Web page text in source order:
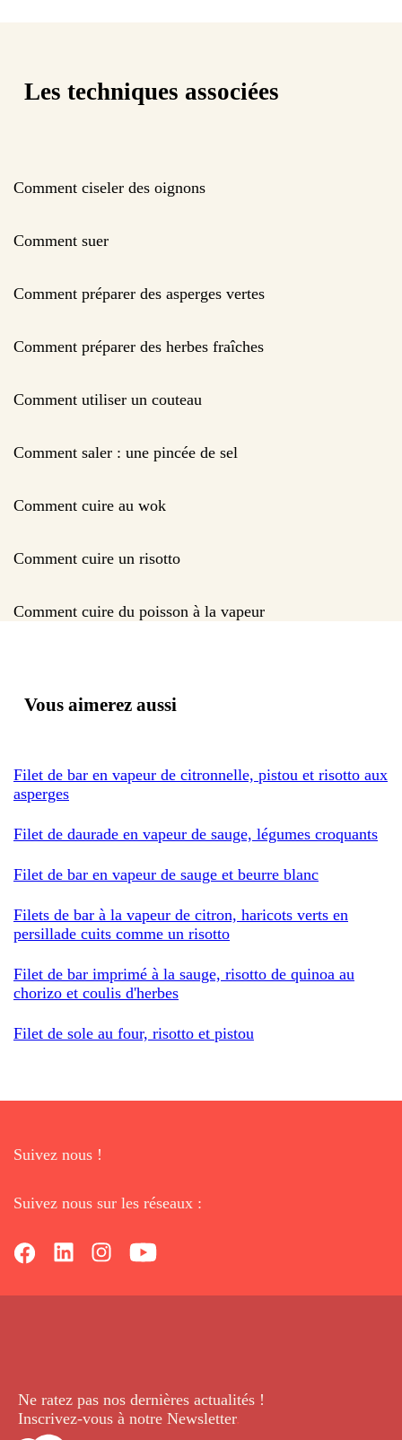
Les techniques associées
Comment ciseler des oignons
Comment suer
Comment préparer des asperges vertes
Comment préparer des herbes fraîches
Comment utiliser un couteau
Comment saler : une pincée de sel
Comment cuire au wok
Comment cuire un risotto
Comment cuire du poisson à la vapeur
Vous aimerez aussi
Filet de bar en vapeur de citronnelle, pistou et risotto aux
asperges
Filet de daurade en vapeur de sauge, légumes croquants
Filet de bar en vapeur de sauge et beurre blanc
Filets de bar à la vapeur de citron, haricots verts en
persillade cuits comme un risotto
Filet de bar imprimé à la sauge, risotto de quinoa au
chorizo et coulis d'herbes
Filet de sole au four, risotto et pistou
Suivez nous !
Suivez nous sur les réseaux :
Ne ratez pas nos dernières actualités !
Inscrivez-vous à notre Newsletter.